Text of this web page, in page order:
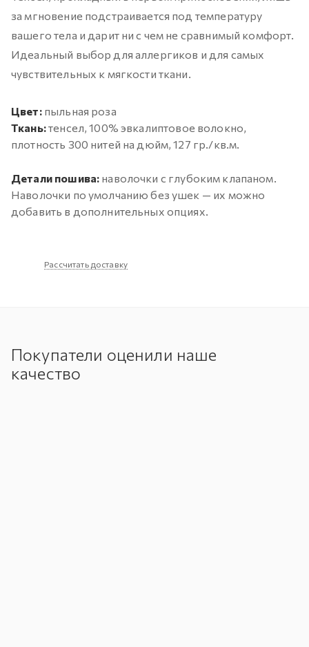
за мгновение подстраивается под температуру
вашего тела и дарит ни с чем не сравнимый комфорт.
Идеальный выбор для аллергиков и для самых
чувствительных к мягкости ткани.
Цвет:пыльная роза
Ткань:тенсел, 100% эвкалиптовое волокно,
плотность 300 нитей на дюйм, 127 гр./кв.м.
Детали пошива: наволочки с глубоким клапаном.
Наволочки по умолчанию без ушек — их можно
добавить в дополнительных опциях.
Рассчитать доставку
Покупатели оценили наше
качество